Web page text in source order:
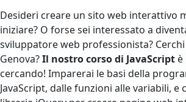
Desideri creare un sito web interattivo
iniziare? O forse sei interessato a
sviluppatore web professionista?
Genova?Il nostro corso di JavaScript è
cercando! Imparerai le basi della
JavaScript, dalle funzioni alle variabili, e